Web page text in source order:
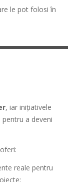
le pot folosi în
, iar inițiativele
a deveni
reale pentru